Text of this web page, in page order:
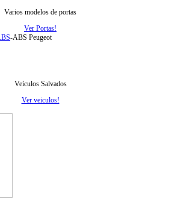
Varios modelos de portas
Ver Portas!
-ABS Peugeot
Veículos Salvados
Ver veiculos!